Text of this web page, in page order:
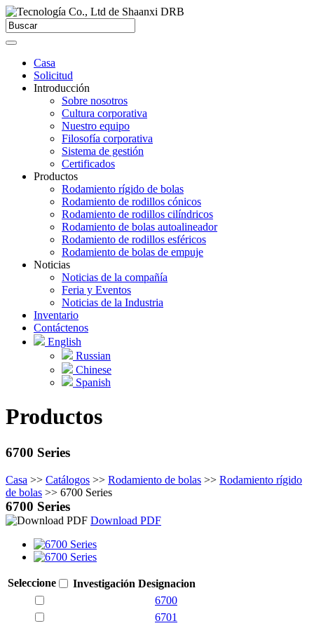
Casa
Solicitud
Introducción
Sobre nosotros
Cultura corporativa
Nuestro equipo
Filosofía corporativa
Sistema de gestión
Certificados
Productos
Rodamiento rígido de bolas
Rodamiento de rodillos cónicos
Rodamiento de rodillos cilíndricos
Rodamiento de bolas autoalineador
Rodamiento de rodillos esféricos
Rodamiento de bolas de empuje
Noticias
Noticias de la compañía
Feria y Eventos
Noticias de la Industria
Inventario
Contáctenos
English
Russian
Chinese
Spanish
Productos
6700 Series
Casa >> Catálogos >> Rodamiento de bolas >> Rodamiento rígido
de bolas >> 6700 Series
6700 Series
Download PDF
Seleccione Investigación Designacion
6700
6701